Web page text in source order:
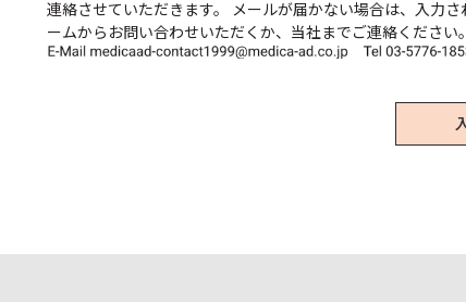
３．個人情報の委託
利用目的の達成に必要な範囲内において、個人情報の取
個人情報の漏洩等がなされないよう、適切に安全管理対
提供していただいた個人情報については、利用目的の通
連絡させていただきます。 メールが届かない場合は、入力
ームからお問い合わせいただくか、当社までご連絡ください。